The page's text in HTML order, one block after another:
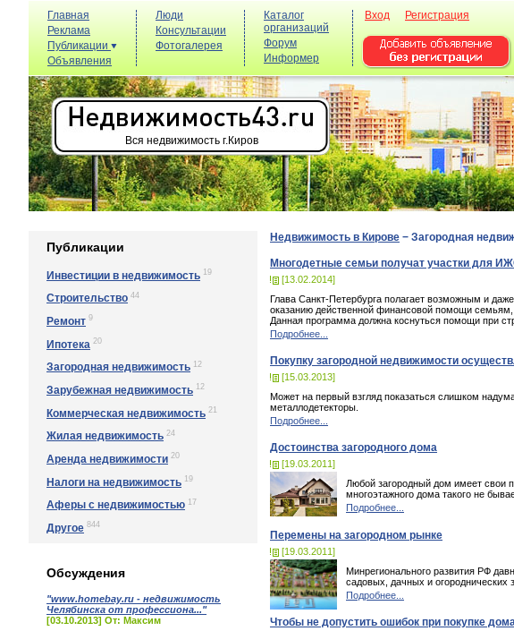
Главная
Реклама
Публикации
Объявления
Люди
Консультации
Фотогалерея
Каталог
организаций
Форум
Информер
Вход Регистрация
Вся недвижимость г.Киров
Публикации
Инвестиции в недвижимость 19
Строительство 44
Ремонт 9
Ипотека 20
Загородная недвижимость 12
Зарубежная недвижимость 12
Коммерческая недвижимость 21
Жилая недвижимость 24
Аренда недвижимости 20
Налоги на недвижимость 19
Аферы с недвижимостью 17
Другое 844
Обсуждения
"www.homebay.ru - недвижимость
Челябинска от профессиона..."
[03.10.2013] От: Максим
Недвижимость в Кирове − Загородная
Многодетные семьи получат участки для
[13.02.2014]
Глава Санкт-Петербурга полагает возможным и
оказанию действенной финансовой помощи
Данная программа должна коснуться помощи при
Подробнее...
Покупку загородной недвижимости
[15.03.2013]
Может на первый взгляд показаться слишком
металлодетекторы.
Подробнее...
Достоинства загородного дома
[19.03.2011]
Любой загородный дом имеет свои
многоэтажного дома такого не
Подробнее...
Перемены на загородном рынке
[19.03.2011]
Минрегионального развития РФ
садовых, дачных и огороднических
Подробнее...
Чтобы не допустить ошибок при покупке